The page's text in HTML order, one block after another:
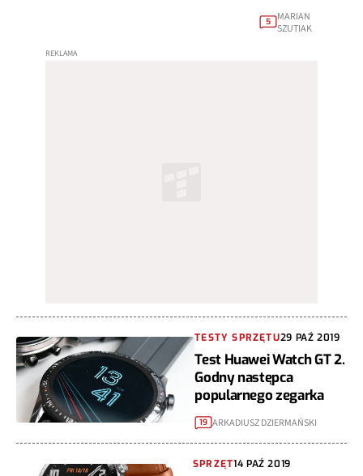
5
MARIAN
SZUTIAK
TESTY SPRZĘTU29 PAŹ 2019
Test Huawei Watch GT 2.
Godny następca
popularnego zegarka
19 ARKADIUSZ DZIERMAŃSKI
SPRZĘT14 PAŹ 2019